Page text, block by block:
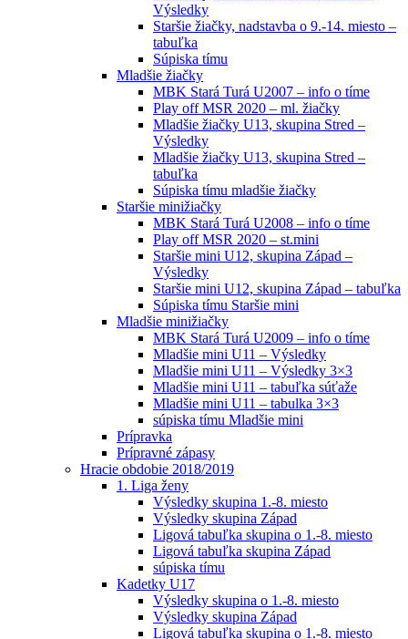
Výsledky
Staršie žiačky, nadstavba o 9.-14. miesto –
tabuľka
Súpiska tímu
Mladšie žiačky
MBK Stará Turá U2007 – info o tíme
Play off MSR 2020 – ml. žiačky
Mladšie žiačky U13, skupina Stred –
Výsledky
Mladšie žiačky U13, skupina Stred –
tabuľka
Súpiska tímu mladšie žiačky
Staršie minižiačky
MBK Stará Turá U2008 – info o tíme
Play off MSR 2020 – st.mini
Staršie mini U12, skupina Západ –
Výsledky
Staršie mini U12, skupina Západ – tabuľka
Súpiska tímu Staršie mini
Mladšie minižiačky
MBK Stará Turá U2009 – info o tíme
Mladšie mini U11 – Výsledky
Mladšie mini U11 – Výsledky 3×3
Mladšie mini U11 – tabuľka súťaže
Mladšie mini U11 – tabulka 3×3
súpiska tímu Mladšie mini
Prípravka
Prípravné zápasy
Hracie obdobie 2018/2019
1. Liga ženy
Výsledky skupina 1.-8. miesto
Výsledky skupina Západ
Ligová tabuľka skupina o 1.-8. miesto
Ligová tabuľka skupina Západ
súpiska tímu
Kadetky U17
Výsledky skupina o 1.-8. miesto
Výsledky skupina Západ
Ligová tabuľka skupina o 1.-8. miesto